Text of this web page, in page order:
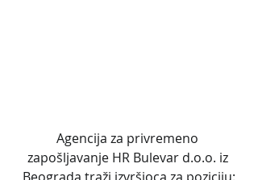
Agencija za privremeno
zapošljavanje HR Bulevar d.o.o. iz